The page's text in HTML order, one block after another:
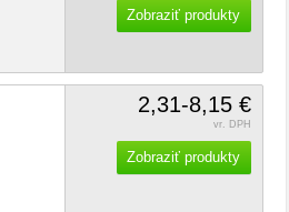
Zobraziť produkty
2,31-8,15 €
vr. DPH
Zobraziť produkty